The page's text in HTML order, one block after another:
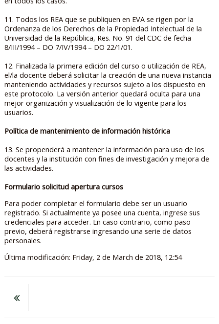
11. Todos los REA que se publiquen en EVA se rigen por la
Ordenanza de los Derechos de la Propiedad Intelectual de la
Universidad de la República, Res. No. 91 del CDC de fecha
8/III/1994 – DO 7/IV/1994 – DO 22/1/01.
12. Finalizada la primera edición del curso o utilización de REA,
el/la docente deberá solicitar la creación de una nueva instancia
manteniendo actividades y recursos sujeto a los dispuesto en
este protocolo. La versión anterior quedará oculta para una
mejor organización y visualización de lo vigente para los
usuarios.
Política de mantenimiento de información histórica
13. Se propenderá a mantener la información para uso de los
docentes y la institución con fines de investigación y mejora de
las actividades.
Formulario solicitud apertura cursos
Para poder completar el formulario debe ser un usuario
registrado. Si actualmente ya posee una cuenta, ingrese sus
credenciales para acceder. En caso contrario, como paso
previo, deberá registrarse ingresando una serie de datos
personales.
Última modificación: Friday, 2 de March de 2018, 12:54